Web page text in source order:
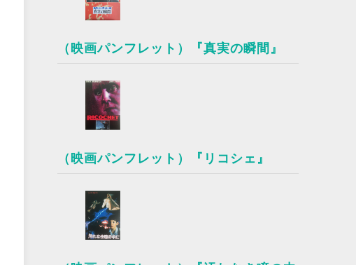
（映画パンフレット）『真実の瞬間』
（映画パンフレット）『リコシェ』